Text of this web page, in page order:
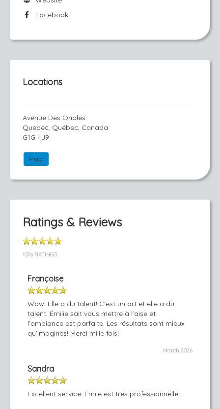
Facebook
Locations
Avenue Des Orioles
Québec, Québec, Canada
G1G 4J9
Map
Ratings & Reviews
1076 RATINGS
Françoise
Wow! Elle a du talent! C’est un art et elle a du
talent. Émilie sait vous mettre à l’aise et
l’ambiance est parfaite. Les résultats sont mieux
qu’imaginés! Merci mille fois!
March 2026
Sandra
Excellent service. Émile est très professionnelle.